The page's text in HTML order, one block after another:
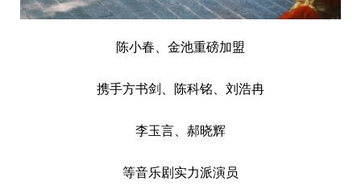
陈小春、金池重磅加盟
携手方书剑、陈科铭、刘浩冉
李玉言、郝晓辉
等音乐剧实力派演员